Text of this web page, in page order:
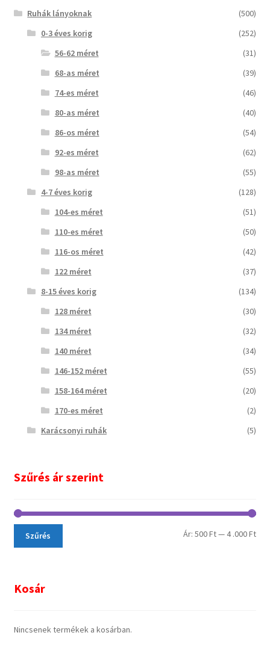
Ruhák lányoknak
(500)
0-3 éves korig
(252)
56-62 méret
(31)
68-as méret
(39)
74-es méret
(46)
80-as méret
(40)
86-os méret
(54)
92-es méret
(62)
98-as méret
(55)
4-7 éves korig
(128)
104-es méret
(51)
110-es méret
(50)
116-os méret
(42)
122 méret
(37)
8-15 éves korig
(134)
128 méret
(30)
134 méret
(32)
140 méret
(34)
146-152 méret
(55)
158-164 méret
(20)
170-es méret
(2)
Karácsonyi ruhák
(5)
Szűrés ár szerint
Szűrés Ár:500 Ft—4 .000 Ft
Kosár
Nincsenek termékek a kosárban.